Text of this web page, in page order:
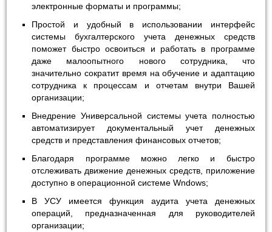
электронные форматы и программы;
Простой и удобный в использовании интерфейс
системы бухгалтерского учета денежных средств
поможет быстро освоиться и работать в программе
даже малоопытного нового сотрудника, что
значительно сократит время на обучение и адаптацию
сотрудника к процессам и отчетам внутри Вашей
организации;
Внедрение Универсальной системы учета полностью
автоматизирует документальный учет денежных
средств и представления финансовых отчетов;
Благодаря программе можно легко и быстро
отслеживать движение денежных средств, приложение
доступно в операционной системе Wndows;
В УСУ имеется функция аудита учета денежных
операций, предназначенная для руководителей
организации;